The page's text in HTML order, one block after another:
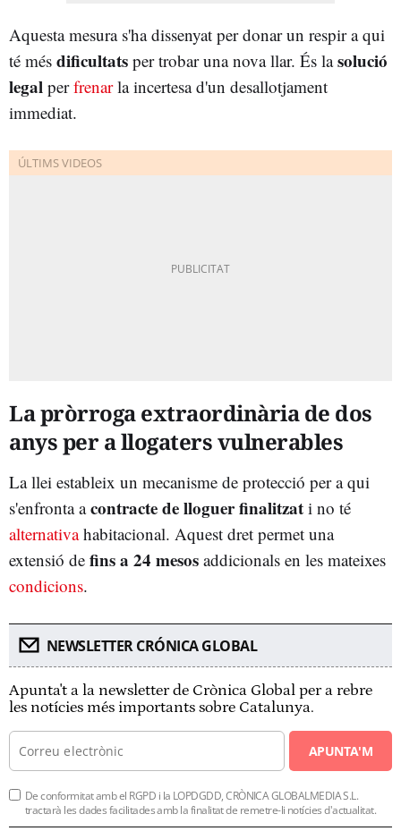
Aquesta mesura s'ha dissenyat per donar un respir a qui
té més dificultats per trobar una nova llar. És lasolució
legal perfrenarla incertesa d'un desallotjament
immediat.
La pròrroga extraordinària de dos
anys per a llogaters vulnerables
La llei estableix un mecanisme de protecció per a qui
s'enfronta acontracte de lloguer finalitzat i no té
alternativahabitacional. Aquest dret permet una
extensió de fins a 24 mesos addicionals en les mateixes
condicions.
NEWSLETTER CRÓNICA GLOBAL
Apunta't a la newsletter de Crònica Global per a rebre
les notícies més importants sobre Catalunya.
APUNTA'M
De conformitat amb el RGPD i la LOPDGDD, CRÒNICA GLOBALMEDIA S.L.
tractarà les dades facilitades amb la finalitat de remetre-li notícies d'actualitat.